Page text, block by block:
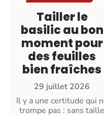
Tailler le
basilic au bon
moment pour
des feuilles
bien fraîches
29 juillet 2026
Il y a une certitude qui
trompe pas : sans taille